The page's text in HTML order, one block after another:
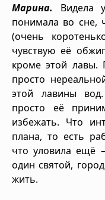
Марина. Видела
понимала во сне,
(очень
чувствую её
кроме этой лавы.
просто
этой лавины
просто её
избежать. Что
плана, то есть
что уловила ещё
один святой,
жить.